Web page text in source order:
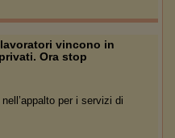
vincono in
Ora stop
per i servizi di